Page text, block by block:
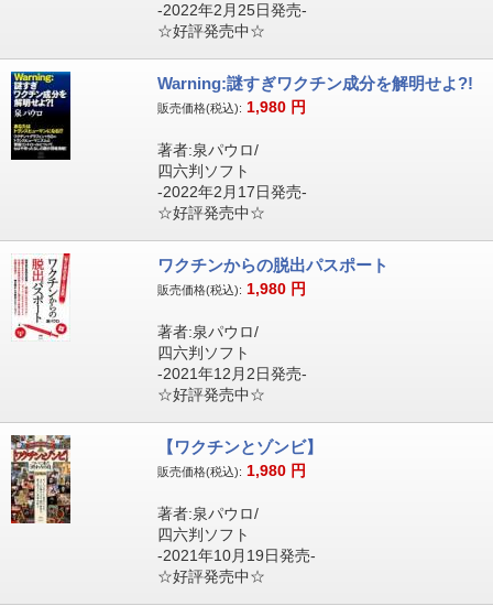
-2022年2月25日発売-
☆好評発売中☆
Warning:謎すぎワクチン成分を解明せよ?!
販売価格(税込): 1,980 円
著者:泉パウロ/
四六判ソフト
-2022年2月17日発売-
☆好評発売中☆
ワクチンからの脱出パスポート
販売価格(税込): 1,980 円
著者:泉パウロ/
四六判ソフト
-2021年12月2日発売-
☆好評発売中☆
【ワクチンとゾンビ】
販売価格(税込): 1,980 円
著者:泉パウロ/
四六判ソフト
-2021年10月19日発売-
☆好評発売中☆